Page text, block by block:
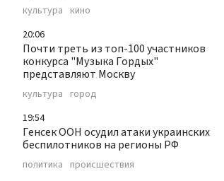
культура кино
20:06
Почти треть из топ-100 участников
конкурса "Музыка Гордых"
представляют Москву
культура город
19:54
Генсек ООН осудил атаки украинских
беспилотников на регионы РФ
политика происшествия